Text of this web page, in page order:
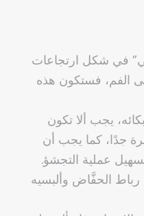
في شكل ارتجاعات
الفم، فستكون هذه
يجب ألا تكون
جدًا، كما يجب أن
عملية التجشؤ.
الحفَّاض وألبسيه